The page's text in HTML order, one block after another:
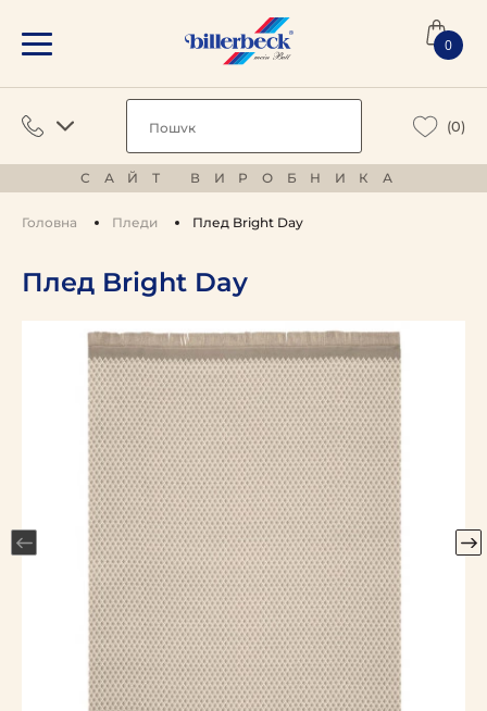
0
(0)
САЙТ ВИРОБНИКА
Головна Пледи Плед Bright Day
Плед Bright Day